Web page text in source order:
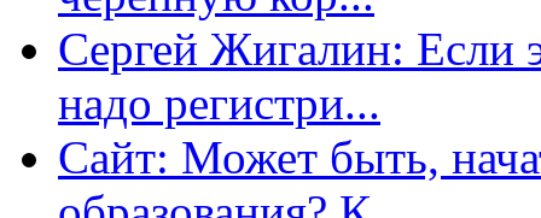
Сергей Жигалин: Если
надо регистри...
Сайт: Может быть,